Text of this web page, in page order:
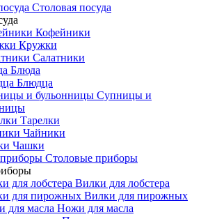
Столовая посуда
Кофейники
Кружки
Салатники
Блюда
Блюдца
Супницы и
Тарелки
Чайники
Чашки
Cтоловые приборы
Вилки для лобстера
Вилки для пирожных
Ножи для масла